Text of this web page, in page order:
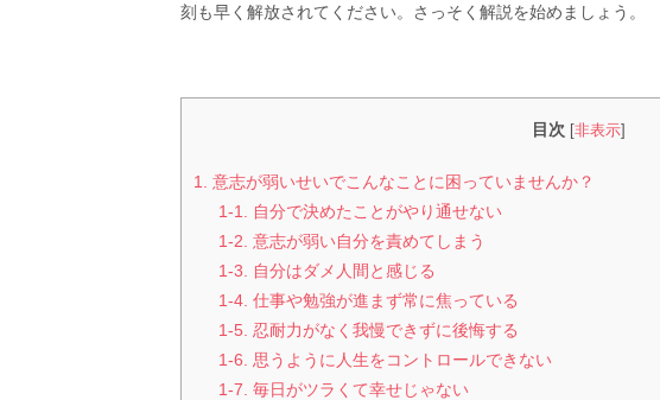
刻も早く解放されてください。さっそく解説を始めましょう。
目次 [非表示]
1. 意志が弱いせいでこんなことに困っていませんか？
1-1. 自分で決めたことがやり通せない
1-2. 意志が弱い自分を責めてしまう
1-3. 自分はダメ人間と感じる
1-4. 仕事や勉強が進まず常に焦っている
1-5. 忍耐力がなく我慢できずに後悔する
1-6. 思うように人生をコントロールできない
1-7. 毎日がツラくて幸せじゃない